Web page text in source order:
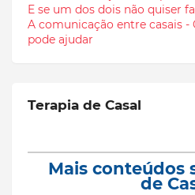
E se um dos dois não quiser
A comunicação entre casais -
pode ajudar
Terapia de Casal
Mais conteúdos
de